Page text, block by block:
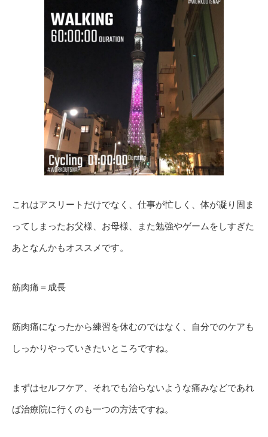
これはアスリートだけでなく、仕事が忙しく、体が凝り固ま
ってしまったお父様、お母様、また勉強やゲームをしすぎた
あとなんかもオススメです。
筋肉痛＝成長
筋肉痛になったから練習を休むのではなく、自分でのケアも
しっかりやっていきたいところですね。
まずはセルフケア、それでも治らないような痛みなどであれ
ば治療院に行くのも一つの方法ですね。